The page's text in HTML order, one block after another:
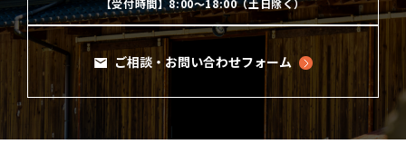
ご相談・お問い合わせフォーム